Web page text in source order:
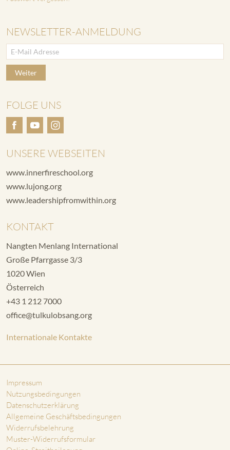
NEWSLETTER-ANMELDUNG
Weiter
FOLGE UNS
UNSERE WEBSEITEN
www.innerfireschool.org
www.lujong.org
www.leadershipfromwithin.org
KONTAKT
Nangten Menlang International
Große Pfarrgasse 3/3
1020 Wien
Österreich
+43 1 212 7000
office@tulkulobsang.org
Internationale Kontakte
Impressum
Nutzungsbedingungen
Datenschutzerklärung
Allgemeine Geschäftsbedingungen
Widerrufsbelehrung
Muster-Widerrufsformular